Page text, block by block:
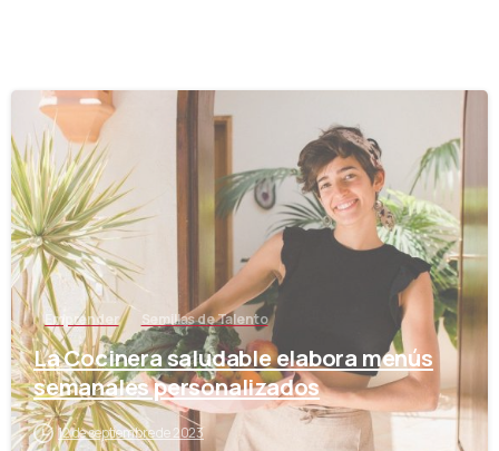
Emprender Semillas de Talento
La Cocinera saludable elabora menús
semanales personalizados
12 de septiembre de 2023